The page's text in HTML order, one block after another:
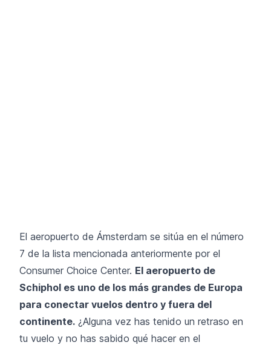
El aeropuerto de Ámsterdam se sitúa en el número
7 de la lista mencionada anteriormente por el
Consumer Choice Center. El aeropuerto de
Schiphol es uno de los más grandes de Europa
para conectar vuelos dentro y fuera del
continente. ¿Alguna vez has tenido un retraso en
tu vuelo y no has sabido qué hacer en el